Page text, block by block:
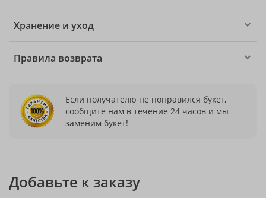
Хранение и уход
Правила возврата
Если получателю не понравился букет,
сообщите нам в течение 24 часов и мы
заменим букет!
Добавьте к заказу